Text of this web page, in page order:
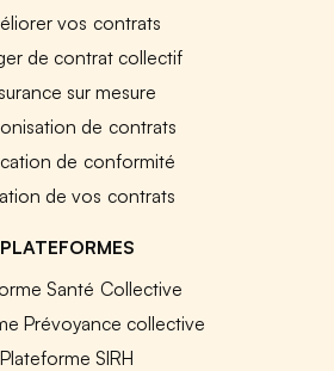
vos contrats
de contrat collectif
sur mesure
de contrats
de conformité
de vos contrats
PLATEFORMES
Santé Collective
Prévoyance collective
Plateforme SIRH